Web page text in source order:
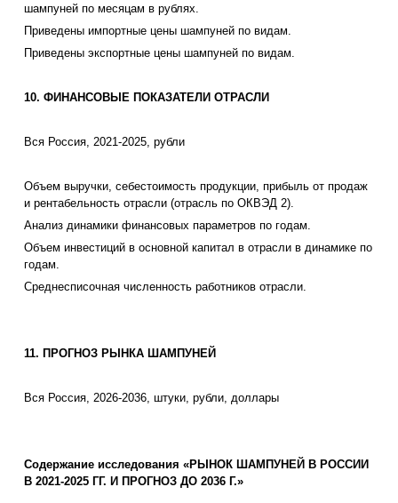
шампуней по месяцам в рублях.
Приведены импортные цены шампуней по видам.
Приведены экспортные цены шампуней по видам.
10. ФИНАНСОВЫЕ ПОКАЗАТЕЛИ ОТРАСЛИ
Вся Россия, 2021-2025, рубли
Объем выручки, себестоимость продукции, прибыль от продаж
и рентабельность отрасли (отрасль по ОКВЭД 2).
Анализ динамики финансовых параметров по годам.
Объем инвестиций в основной капитал в отрасли в динамике по
годам.
Среднесписочная численность работников отрасли.
11. ПРОГНОЗ РЫНКА ШАМПУНЕЙ
Вся Россия, 2026-2036, штуки, рубли, доллары
Содержание исследования «РЫНОК ШАМПУНЕЙ В РОССИИ
В 2021-2025 ГГ. И ПРОГНОЗ ДО 2036 Г.»